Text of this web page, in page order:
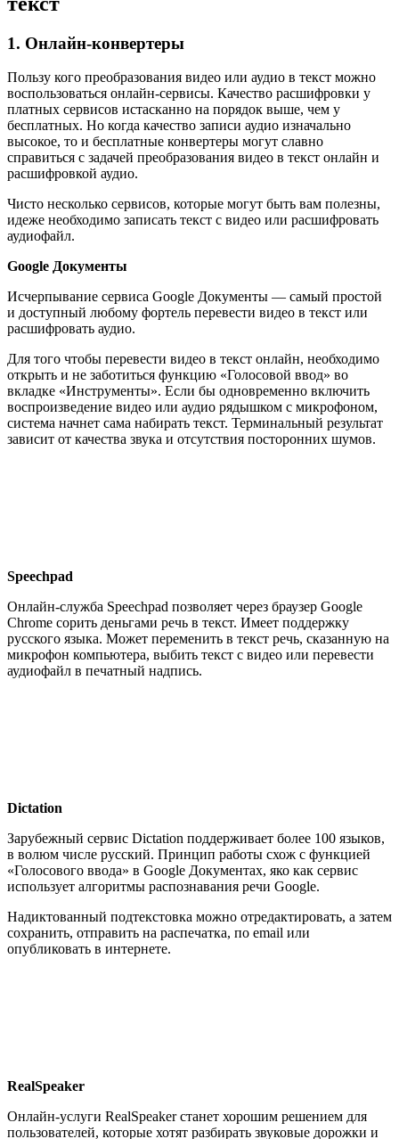
1. Онлайн-конвертеры
Пользу кого преобразования видео или аудио в текст можно
воспользоваться онлайн-сервисы. Качество расшифровки у
платных сервисов истасканно на порядок выше, чем у
бесплатных. Но когда качество записи аудио изначально
высокое, то и бесплатные конвертеры могут славно
справиться с задачей преобразования видео в текст онлайн и
расшифровкой аудио.
Чисто несколько сервисов, которые могут быть вам полезны,
идеже необходимо записать текст с видео или расшифровать
аудиофайл.
Google Документы
Исчерпывание сервиса Google Документы — самый простой
и доступный любому фортель перевести видео в текст или
расшифровать аудио.
Для того чтобы перевести видео в текст онлайн, необходимо
открыть и не заботиться функцию «Голосовой ввод» во
вкладке «Инструменты». Если бы одновременно включить
воспроизведение видео или аудио рядышком с микрофоном,
система начнет сама набирать текст. Терминальный результат
зависит от качества звука и отсутствия посторонних шумов.
Speechpad
Онлайн-служба Speechpad позволяет через браузер Google
Chrome сорить деньгами речь в текст. Имеет поддержку
русского языка. Может переменить в текст речь, сказанную на
микрофон компьютера, выбить текст с видео или перевести
аудиофайл в печатный надпись.
Dictation
Зарубежный сервис Dictation поддерживает более 100 языков,
в волюм числе русский. Принцип работы схож с функцией
«Голосового ввода» в Google Документах, яко как сервис
использует алгоритмы распознавания речи Google.
Надиктованный подтекстовка можно отредактировать, а затем
сохранить, отправить на распечатка, по email или
опубликовать в интернете.
RealSpeaker
Онлайн-услуги RealSpeaker станет хорошим решением для
пользователей, которые хотят разбирать звуковые дорожки и